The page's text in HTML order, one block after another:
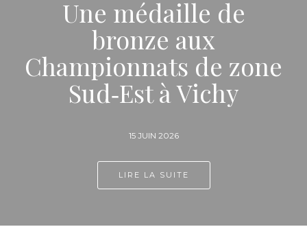
Une médaille de
bronze aux
Championnats de zone
Sud‑Est à Vichy
15 JUIN 2026
LIRE LA SUITE